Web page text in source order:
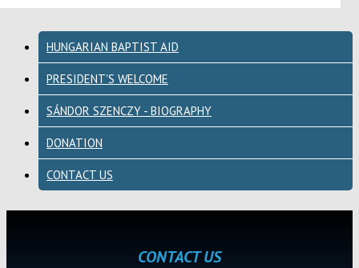
HUNGARIAN BAPTIST AID
PRESIDENT'S WELCOME
SÁNDOR SZENCZY - BIOGRAPHY
DONATION
CONTACT US
CONTACT US